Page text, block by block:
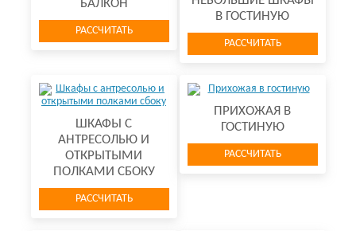
БАЛКОН
РАССЧИТАТЬ
В ГОСТИНУЮ
РАССЧИТАТЬ
ШКАФЫ С
АНТРЕСОЛЬЮ И
ОТКРЫТЫМИ
ПОЛКАМИ СБОКУ
РАССЧИТАТЬ
ПРИХОЖАЯ В
ГОСТИНУЮ
РАССЧИТАТЬ